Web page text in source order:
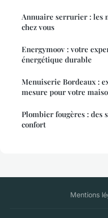
Annuaire serrurier : les
chez vous
Energymoov : votre
énergétique durable
Menuiserie Bordeaux :
mesure pour votre
Plombier fougères : des
confort
Mentions